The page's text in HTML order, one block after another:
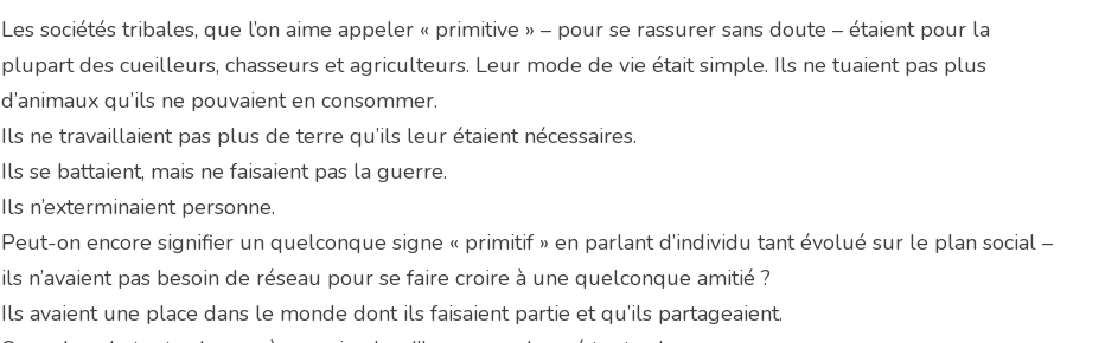
Les sociétés tribales, que l’on aime appeler « primitive » – pour se rassurer sans doute – étaient pour la
plupart des cueilleurs, chasseurs et agriculteurs. Leur mode de vie était simple. Ils ne tuaient pas plus
d’animaux qu’ils ne pouvaient en consommer.
Ils ne travaillaient pas plus de terre qu’ils leur étaient nécessaires.
Ils se battaient, mais ne faisaient pas la guerre.
Ils n’exterminaient personne.
Peut-on encore signifier un quelconque signe « primitif » en parlant d’individu tant évolué sur le plan social –
ils n’avaient pas besoin de réseau pour se faire croire à une quelconque amitié ?
Ils avaient une place dans le monde dont ils faisaient partie et qu’ils partageaient.